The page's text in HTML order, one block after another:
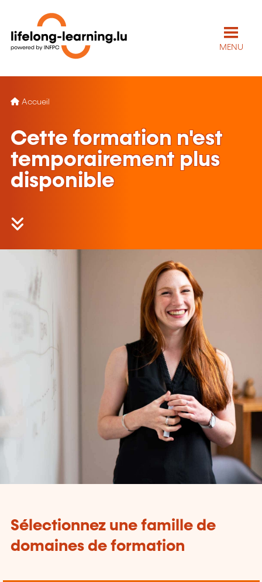
MENU
Accueil
Cette formation n'est
temporairement plus
disponible
Sélectionnez une famille de
domaines de formation